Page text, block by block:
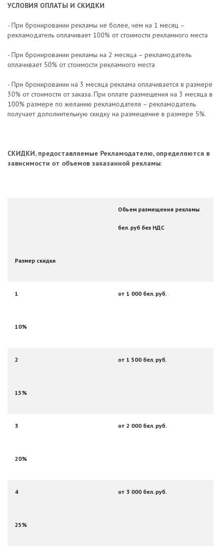
УСЛОВИЯ ОПЛАТЫ И СКИДКИ
- При бронировании рекламы не более, чем на 1 месяц –
рекламодатель оплачивает 100% от стоимости рекламного места
- При бронировании рекламы на 2 месяца – рекламодатель
оплачивает 50% от стоимости рекламного места
- При бронировании на 3 месяца реклама оплачивается в размере
30% от стоимости от заказа. При оплате размещения на 3 месяца в
100% размере по желанию рекламодателя – рекламодатель
получает дополнительную скидку на размещение в размере 5%.
СКИДКИ, предоставляемые Рекламодателю, определяются в
зависимости от объемов заказанной рекламы:
Объем размещения рекламы
бел. руб без НДС
Размер скидки
1 от 1 000 бел. руб.
10%
2 от 1 500 бел. руб.
15%
3 от 2 000 бел. руб.
20%
4 от 3 000 бел. руб.
25%